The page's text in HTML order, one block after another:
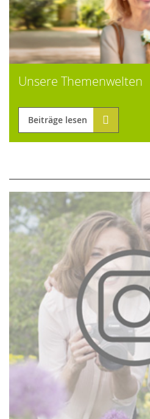
Unsere Themenwelten
Beiträge lesen